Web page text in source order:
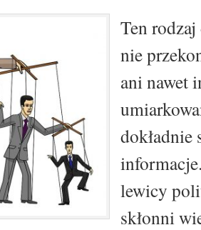
Ten
nie
ani nawet
dokładnie
lewicy
skłonni